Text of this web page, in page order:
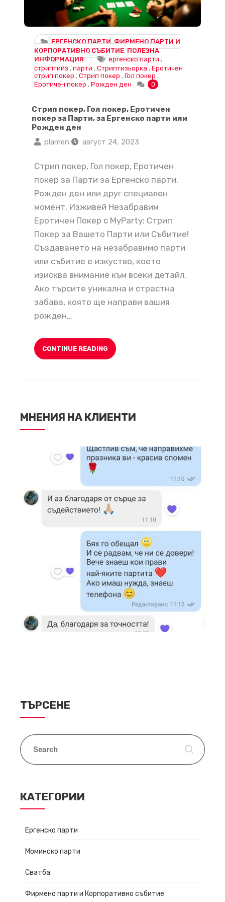
ЕРГЕНСКО ПАРТИ, ФИРМЕНО ПАРТИ И
КОРПОРАТИВНО СЪБИТИЕ,ПОЛЕЗНА
ИНФОРМАЦИЯ
ергенско парти ,
стриптийз ,парти , Стриптизьорка , Еротичен
стрип покер , Стрип покер , Гол покер ,
Еротичен покер , Рожден ден 0
Стрип покер, Гол покер, Еротичен
покер за Парти, за Ергенско парти или
Рожден ден
plamen
август 24, 2023
Стрип покер, Гол покер, Еротичен
покер за Парти за Ергенско парти,
Рожден ден или друг специален
момент. Изживей Незабравим
Еротичен Покер с MyParty: Стрип
Покер за Вашето Парти или Събитие!
Създаването на незабравимо парти
или събитие е изкуство, което
изисква внимание към всеки детайл.
Ако търсите уникална и страстна
забава, която ще направи вашия
рожден…
CONTINUE READING
МНЕНИЯ НА КЛИЕНТИ
ТЪРСЕНЕ
КАТЕГОРИИ
Ергенско парти
Моминско парти
Сватба
Фирмено парти и Корпоративно събитие